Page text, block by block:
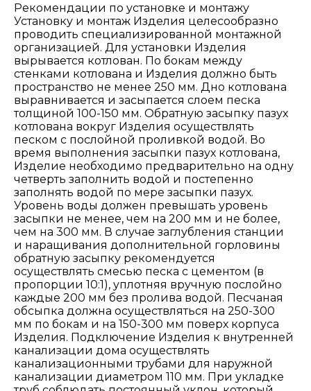
Рекомендации по установке и монтажу
Установку и монтаж Изделия целесообразно
проводить специализированной монтажной
организацией. Для установки Изделия
вырывается котлован. По бокам между
стенками котлована и Изделия должно быть
пространство не менее 250 мм. Дно котлована
выравнивается и засыпается слоем песка
толщиной 100-150 мм. Обратную засыпку пазух
котлована вокруг Изделия осуществлять
песком с послойной проливкой водой. Во
время выполнения засыпки пазух котлована,
Изделие необходимо предварительно на одну
четверть заполнить водой и постепенно
заполнять водой по мере засыпки пазух.
Уровень воды должен превышать уровень
засыпки не менее, чем на 200 мм и не более,
чем на 300 мм. В случае заглубления станции
и наращивания дополнительной горловины
обратную засыпку рекомендуется
осуществлять смесью песка с цементом (в
пропорции 10:1), уплотняя вручную послойно
каждые 200 мм без пролива водой. Песчаная
обсыпка должна осуществляться на 250-300
мм по бокам и на 150-300 мм поверх корпуса
Изделия. Подключение Изделия к внутренней
канализации дома осуществлять
канализационными трубами для наружной
канализации диаметром 110 мм. При укладке